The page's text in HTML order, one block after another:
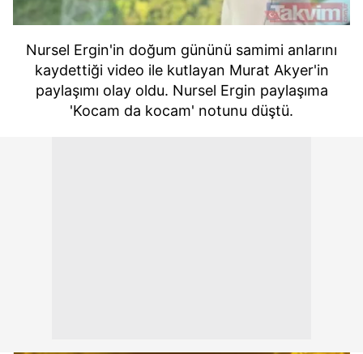
Nursel Ergin'in doğum gününü samimi anlarını
kaydettiği video ile kutlayan Murat Akyer'in
paylaşımı olay oldu. Nursel Ergin paylaşıma
'Kocam da kocam' notunu düştü.